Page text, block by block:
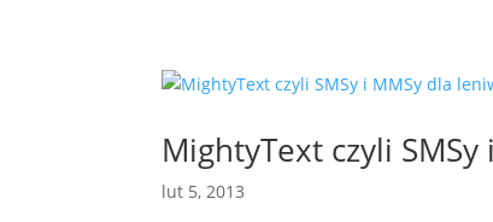
MightyText czyli
lut 5, 2013